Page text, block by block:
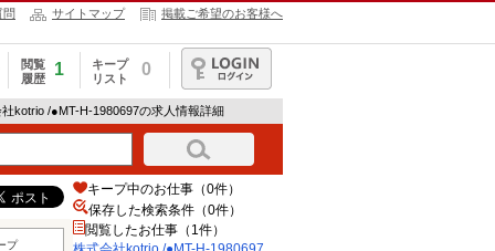
問 サイトマップ 掲載ご希望のお客様へ
閲覧
履歴
1
キープ
リスト
0
ログイン
kotrio /●MT-H-1980697の求人情報詳細
プ
キープ中のお仕事（0件）
保存した検索条件（0件）
閲覧したお仕事（1件）